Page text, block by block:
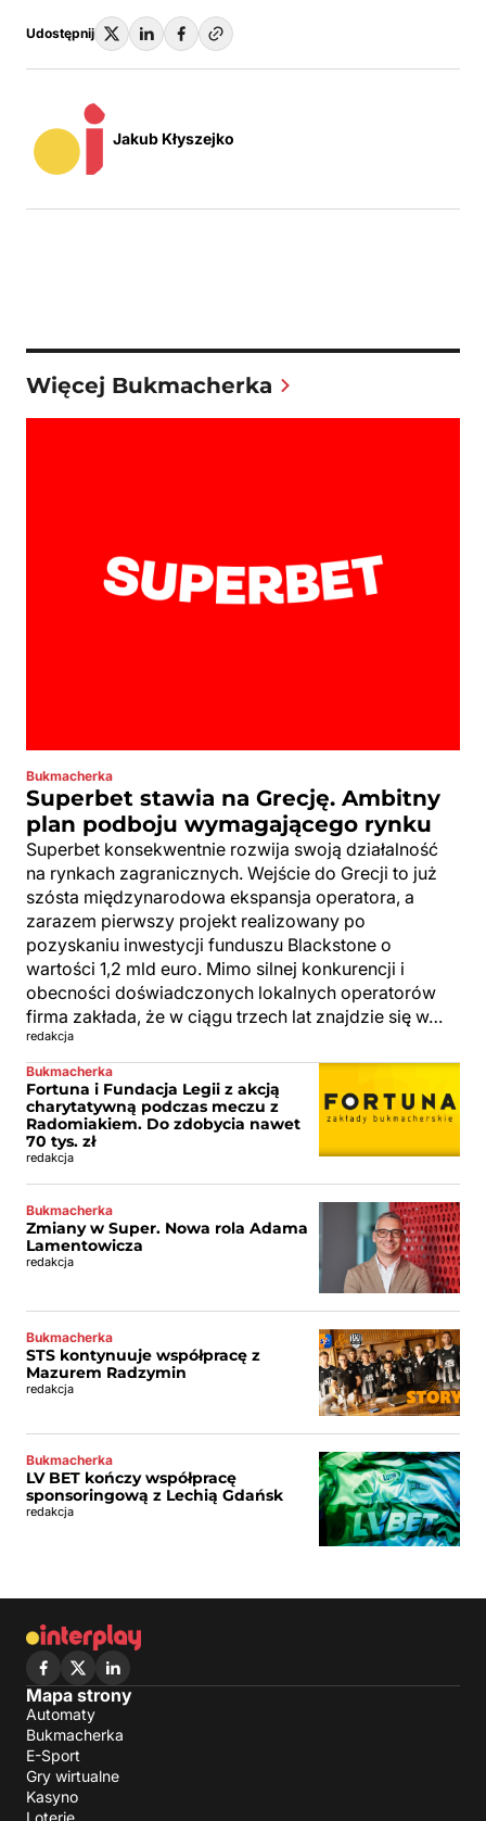
Udostępnij
Jakub Kłyszejko
Więcej Bukmacherka
Bukmacherka
Superbet stawia na Grecję. Ambitny
plan podboju wymagającego rynku
Superbet konsekwentnie rozwija swoją działalność
na rynkach zagranicznych. Wejście do Grecji to już
szósta międzynarodowa ekspansja operatora, a
zarazem pierwszy projekt realizowany po
pozyskaniu inwestycji funduszu Blackstone o
wartości 1,2 mld euro. Mimo silnej konkurencji i
obecności doświadczonych lokalnych operatorów
firma zakłada, że w ciągu trzech lat znajdzie się w…
redakcja
Bukmacherka
Fortuna i Fundacja Legii z akcją
charytatywną podczas meczu z
Radomiakiem. Do zdobycia nawet
70 tys. zł
redakcja
Bukmacherka
Zmiany w Super. Nowa rola Adama
Lamentowicza
redakcja
Bukmacherka
STS kontynuuje współpracę z
Mazurem Radzymin
redakcja
Bukmacherka
LV BET kończy współpracę
sponsoringową z Lechią Gdańsk
redakcja
Mapa strony
Automaty
Bukmacherka
E-Sport
Gry wirtualne
Kasyno
Loterie